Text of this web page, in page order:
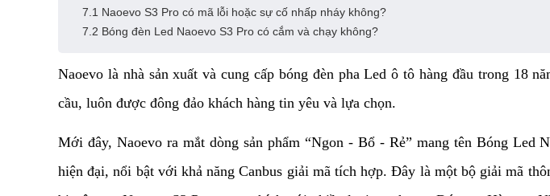
7.1 Naoevo S3 Pro có mã lỗi hoặc sự cố nhấp nháy không?
7.2 Bóng đèn Led Naoevo S3 Pro có cắm và chạy không?
Naoevo là nhà sản xuất và cung cấp bóng đèn pha Led ô tô hàng đầu trong 18
cầu, luôn được đông đảo khách hàng tin yêu và lựa chọn.
Mới đây, Naoevo ra mắt dòng sản phẩm “Ngon - Bổ - Rẻ” mang tên Bóng
hiện đại, nổi bật với khả năng Canbus giải mã tích hợp. Đây là một bộ giải mã